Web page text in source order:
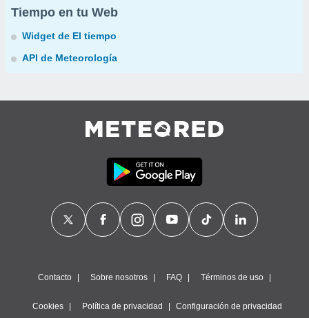
Tiempo en tu Web
Widget de El tiempo
API de Meteorología
Contacto Sobre nosotros FAQ Términos de uso
Cookies Política de privacidad Configuración de privacidad